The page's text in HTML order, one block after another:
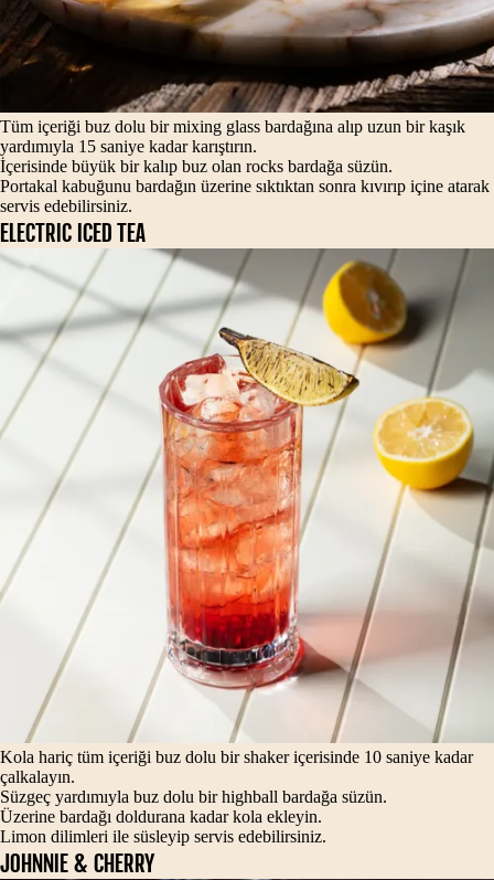
Tüm içeriği buz dolu bir mixing glass bardağına alıp uzun bir kaşık
yardımıyla 15 saniye kadar karıştırın.
İçerisinde büyük bir kalıp buz olan rocks bardağa süzün.
Portakal kabuğunu bardağın üzerine sıktıktan sonra kıvırıp içine atarak
servis edebilirsiniz.
ELECTRIC ICED TEA
Kola hariç tüm içeriği buz dolu bir shaker içerisinde 10 saniye kadar
çalkalayın.
Süzgeç yardımıyla buz dolu bir highball bardağa süzün.
Üzerine bardağı doldurana kadar kola ekleyin.
Limon dilimleri ile süsleyip servis edebilirsiniz.
JOHNNIE & CHERRY